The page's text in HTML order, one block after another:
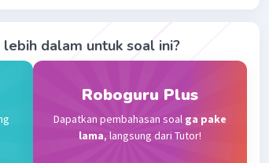
islam
lebih dalam untuk soal ini?
Roboguru Plus
Dapatkan pembahasan soal ga pake
lama, langsung dari Tutor!